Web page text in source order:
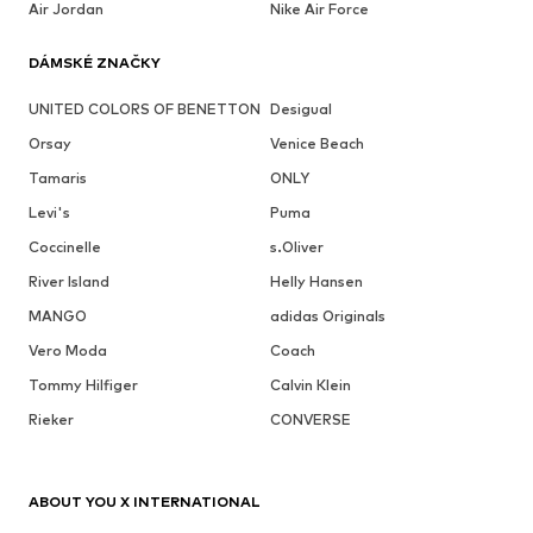
Air Jordan Nike Air Force
DÁMSKÉ ZNAČKY
UNITED COLORS OF BENETTON Desigual
Orsay
Venice Beach
Tamaris
ONLY
Levi's
Puma
Coccinelle
s.Oliver
River Island
Helly Hansen
MANGO
adidas Originals
Vero Moda
Coach
Tommy Hilfiger
Calvin Klein
Rieker
CONVERSE
ABOUT YOU X INTERNATIONAL